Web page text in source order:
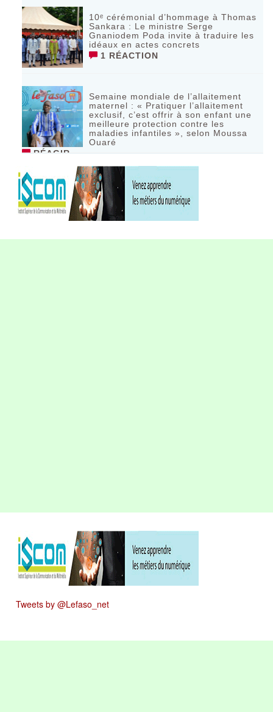
10ᵉ cérémonial d’hommage à Thomas
Sankara : Le ministre Serge
Gnaniodem Poda invite à traduire les
idéaux en actes concrets
1 RÉACTION
Semaine mondiale de l’allaitement
maternel : « Pratiquer l’allaitement
exclusif, c’est offrir à son enfant une
meilleure protection contre les
maladies infantiles », selon Moussa
Ouaré
RÉAGIR
Tweets by @Lefaso_net